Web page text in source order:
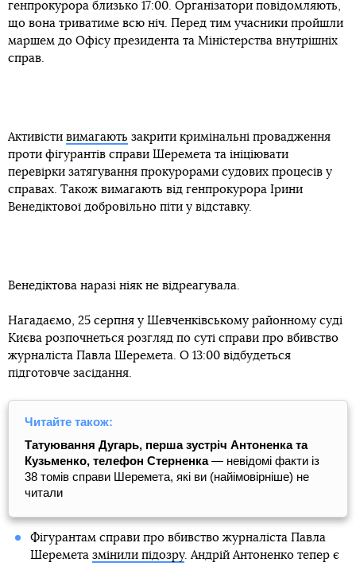
генпрокурора близько 17:00. Організатори повідомляють,
що вона триватиме всю ніч. Перед тим учасники пройшли
маршем до Офісу президента та Міністерства внутрішніх
справ.
Активісти вимагають закрити кримінальні провадження
проти фігурантів справи Шеремета та ініціювати
перевірки затягування прокурорами судових процесів у
справах. Також вимагають від генпрокурора Ірини
Венедіктової добровільно піти у відставку.
Венедіктова наразі ніяк не відреагувала.
Нагадаємо, 25 серпня у Шевченківському районному суді
Києва розпочнеться розгляд по суті справи про вбивство
журналіста Павла Шеремета. О 13:00 відбудеться
підготовче засідання.
Читайте також:
Татуювання Дугарь, перша зустріч Антоненка та
Кузьменко, телефон Стерненка— невідомі факти із
38 томів справи Шеремета, які ви (найімовірніше) не
читали
Фігурантам справи про вбивство журналіста Павла
Шеремета змінили підозру. Андрій Антоненко тепер є